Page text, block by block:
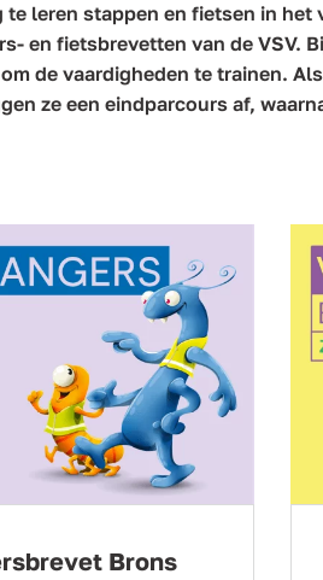
te leren stappen en fietsen in het
en fietsbrevetten van de VSV.
om de vaardigheden te trainen.
ze een eindparcours af,
Brons